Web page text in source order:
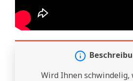
Wird Ihnen schwindelig,